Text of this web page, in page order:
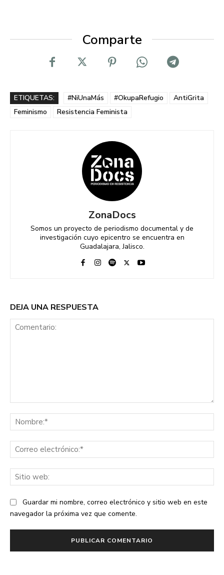
Comparte
ETIQUETAS: #NiUnaMás #OkupaRefugio
AntiGrita
Feminismo
Resistencia Feminista
ZonaDocs
Somos un proyecto de periodismo documental y de
investigación cuyo epicentro se encuentra en
Guadalajara, Jalisco.
DEJA UNA RESPUESTA
Guardar mi nombre, correo electrónico y sitio web en este
navegador la próxima vez que comente.